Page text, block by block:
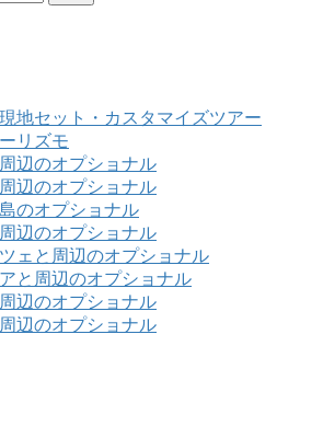
地セット・カスタマイズツアー
リズモ
辺のオプショナル
辺のオプショナル
のオプショナル
辺のオプショナル
ェと周辺のオプショナル
と周辺のオプショナル
辺のオプショナル
辺のオプショナル